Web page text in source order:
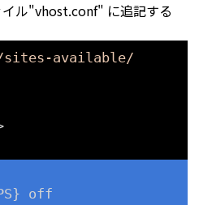
ル"vhost.conf" に追記する
sites-available/
off